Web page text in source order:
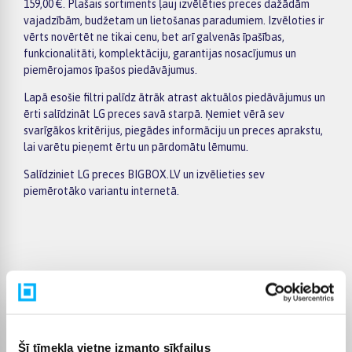
Šī tīmekļa vietne izmanto sīkfailus
159,00 €. Plašais sortiments ļauj izvēlēties preces dažādām
vajadzībām, budžetam un lietošanas paradumiem. Izvēloties ir
vērts novērtēt ne tikai cenu, bet arī galvenās īpašības,
funkcionalitāti, komplektāciju, garantijas nosacījumus un
piemērojamos īpašos piedāvājumus.
Lapā esošie filtri palīdz ātrāk atrast aktuālos piedāvājumus un
ērti salīdzināt LG preces savā starpā. Ņemiet vērā sev
svarīgākos kritērijus, piegādes informāciju un preces aprakstu,
lai varētu pieņemt ērtu un pārdomātu lēmumu.
Salīdziniet LG preces BIGBOX.LV un izvēlieties sev
piemērotāko variantu internetā.
Pircēju atsauksmes par precēm
Apstiprināts pircējs